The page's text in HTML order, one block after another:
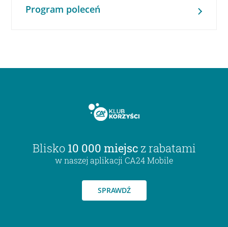
Program poleceń
Blisko 10 000 miejsc z rabatami
w naszej aplikacji CA24 Mobile
SPRAWDŹ